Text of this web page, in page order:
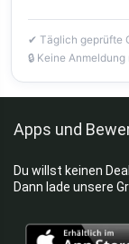
✔ Täglich geprüfte
🔒 Keine
Apps und
Du willst keinen
Dann lade unsere